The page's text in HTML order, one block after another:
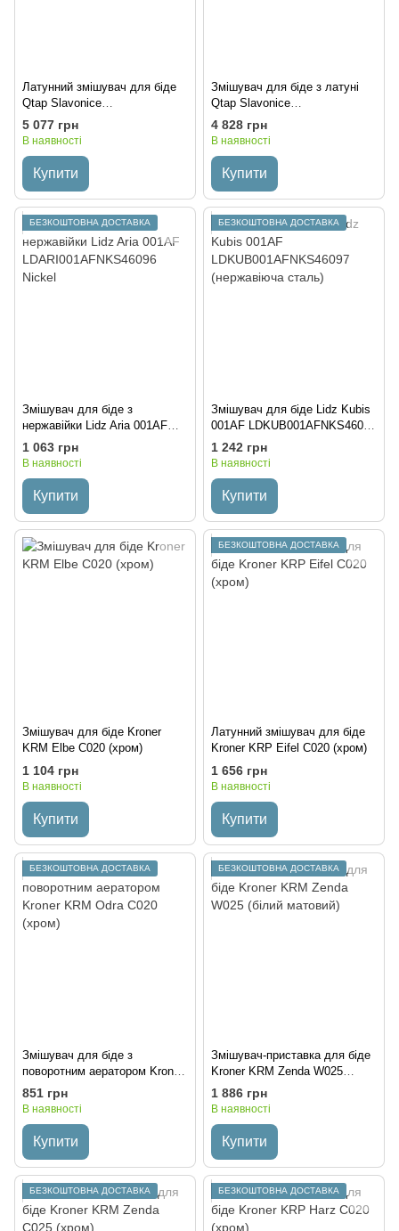
Латунний змішувач для біде
Qtap Slavonice
QTSLA255GMB45923
Gunmetal Black PVD
5 077 грн
В наявності
Купити
Змішувач для біде з латуні
Qtap Slavonice
QTSLA255CRM45921 Хром
4 828 грн
В наявності
Купити
БЕЗКОШТОВНА ДОСТАВКА
Змішувач для біде з
нержавійки Lidz Aria 001AF
LDARI001AFNKS46096 Nickel
1 063 грн
В наявності
Купити
БЕЗКОШТОВНА ДОСТАВКА
Змішувач для біде Lidz Kubis
001AF LDKUB001AFNKS46097
(нержавіюча сталь)
1 242 грн
В наявності
Купити
Змішувач для біде Kroner
KRM Elbe C020 (хром)
1 104 грн
В наявності
Купити
БЕЗКОШТОВНА ДОСТАВКА
Латунний змішувач для біде
Kroner KRP Eifel C020 (хром)
1 656 грн
В наявності
Купити
БЕЗКОШТОВНА ДОСТАВКА
Змішувач для біде з
поворотним аератором Kroner
KRM Odra C020 (хром)
851 грн
В наявності
Купити
БЕЗКОШТОВНА ДОСТАВКА
Змішувач-приставка для біде
Kroner KRM Zenda W025
(білий матовий)
1 886 грн
В наявності
Купити
БЕЗКОШТОВНА ДОСТАВКА БЕЗКОШТОВНА ДОСТАВКА